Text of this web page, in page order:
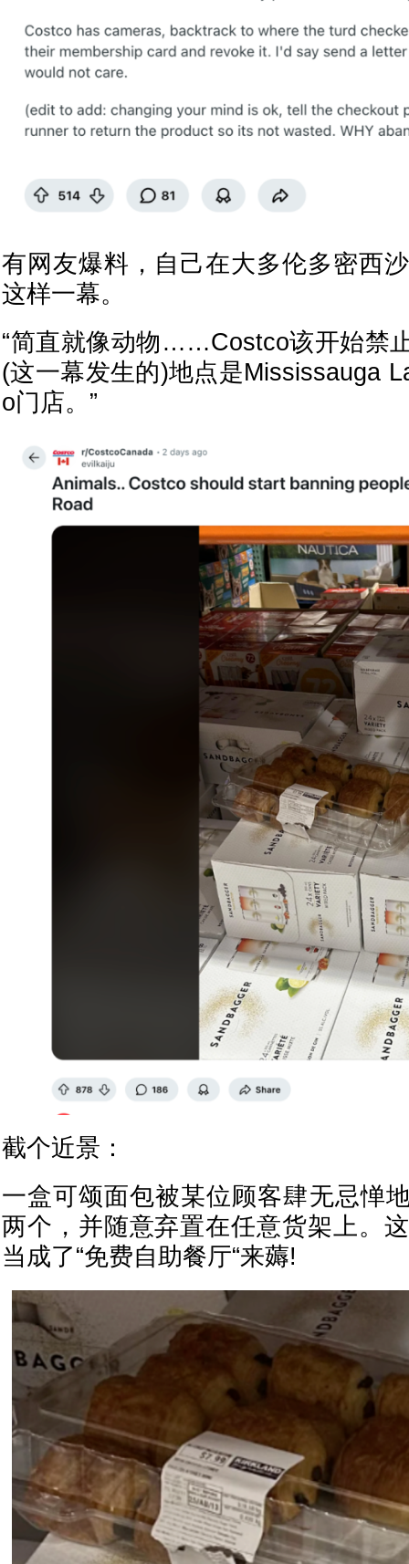
有网友爆料，自己在大多伦多密西
这样一幕。
“简直就像动物……Costco该开始禁
(这一幕发生的)地点是Mississauga
o门店。”
截个近景：
一盒可颂面包被某位顾客肆无忌惮
两个，并随意弃置在任意货架上。
当成了“免费自助餐厅“来薅!